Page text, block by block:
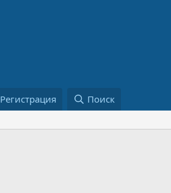
Регистрация Поиск